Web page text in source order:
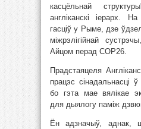
касцёльнай
англіканскі іерарх.
гасціў у Рыме, дзе
міжрэлігійнай
Айцом перад СОР26.
Прадстаяцеля
працэс сінадальнасці ў
бо гэта мае вялікае
для дыялогу паміж
Ён адзначыў, аднак,